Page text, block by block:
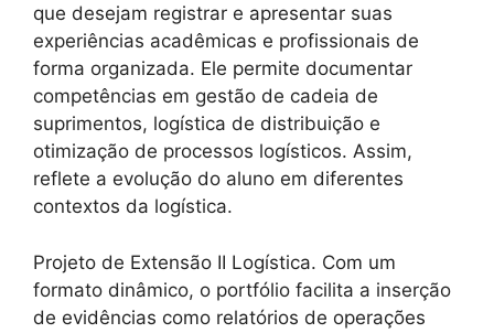
que desejam registrar e apresentar suas
experiências acadêmicas e profissionais de
forma organizada. Ele permite documentar
competências em gestão de cadeia de
suprimentos, logística de distribuição e
otimização de processos logísticos. Assim,
reflete a evolução do aluno em diferentes
contextos da logística.
Projeto de Extensão II Logística. Com um
formato dinâmico, o portfólio facilita a inserção
de evidências como relatórios de operações